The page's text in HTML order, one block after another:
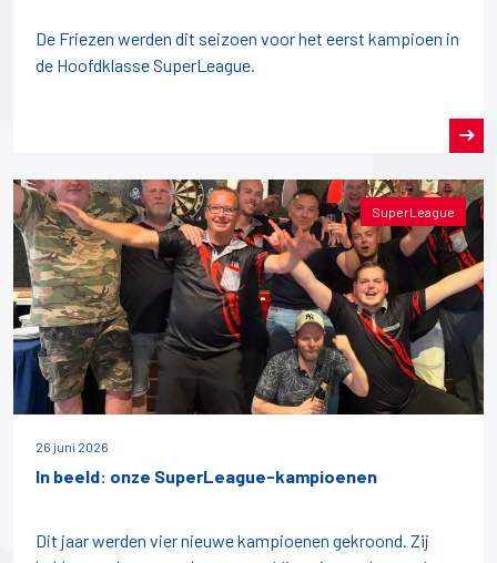
De Friezen werden dit seizoen voor het eerst kampioen in
de Hoofdklasse SuperLeague.
SuperLeague
26 juni 2026
In beeld: onze SuperLeague-kampioenen
Dit jaar werden vier nieuwe kampioenen gekroond. Zij